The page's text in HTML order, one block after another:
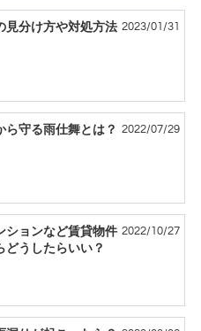
見分け方や対処方法 2023/01/31
ら守る雨仕舞とは？ 2022/07/29
ションなど賃貸物件
どうしたらいい？
2022/10/27